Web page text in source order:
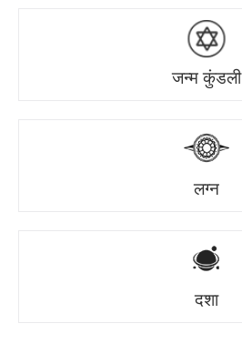
जन्म कुंडली
लग्न
दशा